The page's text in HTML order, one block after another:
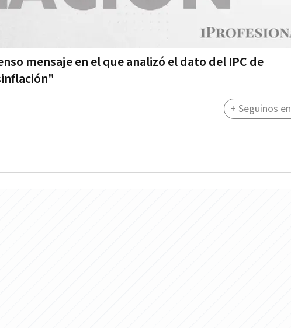
mensaje en el que analizó el dato del IPC de
+ Seguinos en